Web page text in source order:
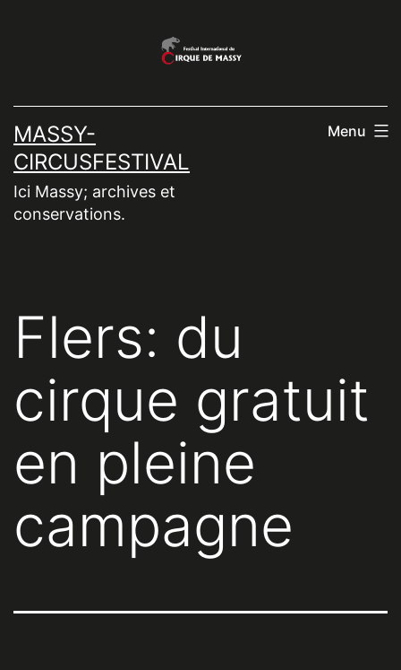
MASSY-
CIRCUSFESTIVAL
Ici Massy; archives et
conservations.
Menu
Flers: du
cirque gratuit
en pleine
campagne